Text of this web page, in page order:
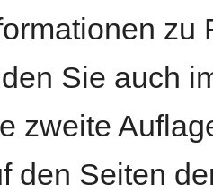
zu
Sie auch
zweite
den Seiten